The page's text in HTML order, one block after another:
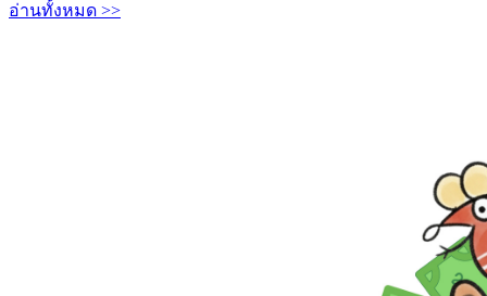
อ่านทั้งหมด >>